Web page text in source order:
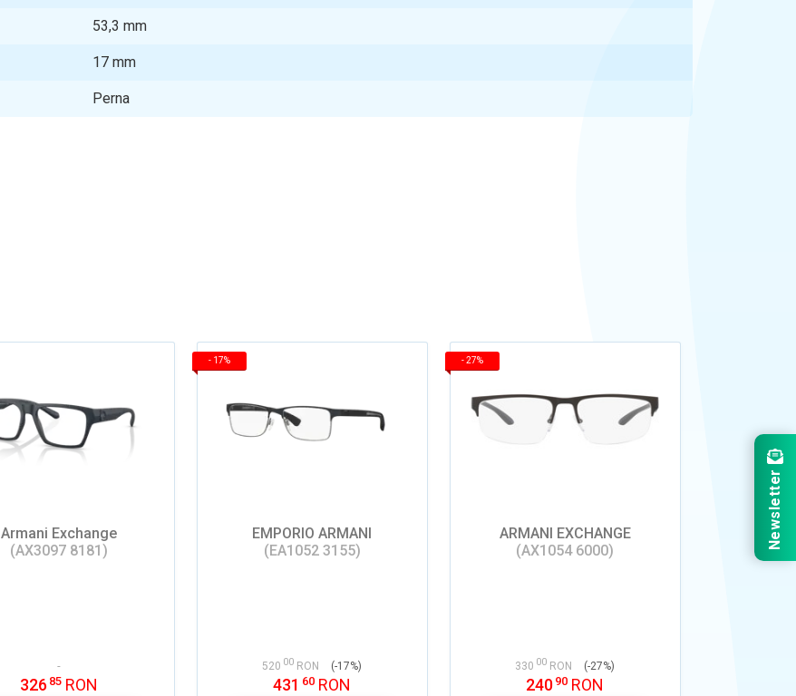
53,3mm
17mm
Perna
Armani Exchange
(AX3097 8181)
326 85 RON
- 17%
EMPORIO ARMANI
(EA1052 3155)
520 00 RON (-17%)
431 60 RON
- 27%
ARMANI EXCHANGE
(AX1054 6000)
330 00 RON (-27%)
240 90 RON
Newsletter